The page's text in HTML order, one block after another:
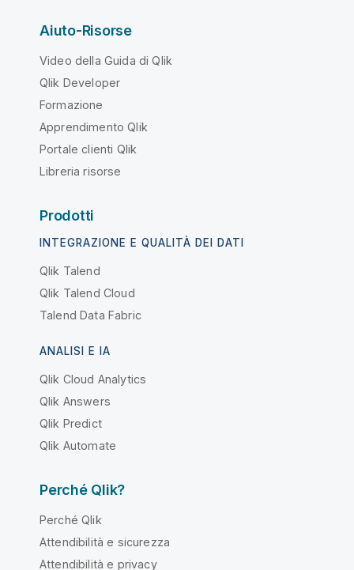
Aiuto-Risorse
Video della Guida di Qlik
Qlik Developer
Formazione
Apprendimento Qlik
Portale clienti Qlik
Libreria risorse
Prodotti
INTEGRAZIONE E QUALITÀ DEI DATI
Qlik Talend
Qlik Talend Cloud
Talend Data Fabric
ANALISI E IA
Qlik Cloud Analytics
Qlik Answers
Qlik Predict
Qlik Automate
Perché Qlik?
Perché Qlik
Attendibilità e sicurezza
Attendibilità e privacy